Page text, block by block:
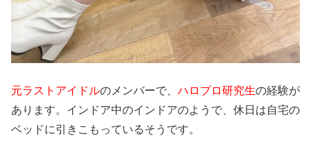
元ラストアイドルのメンバーで、 ハロプロ研究生の経験が
あります。インドア中のインドアのようで、休日は自宅の
ベッドに引きこもっているそうです。